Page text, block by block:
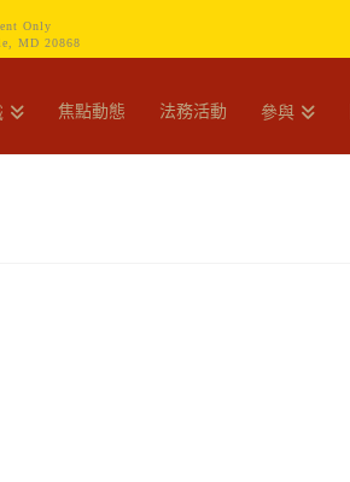
Only
MD 20868
焦點動態 法務活動 參與